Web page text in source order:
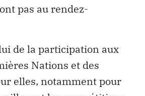
pas au rendez-
de la participation aux
Nations et des
elles, notamment pour